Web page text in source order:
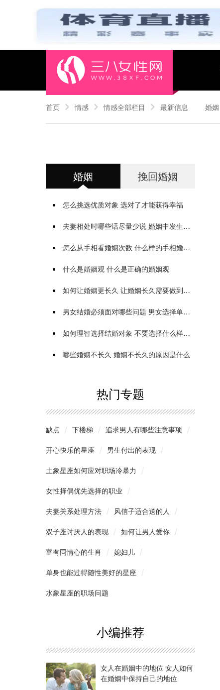
首页 情感 情感全部栏目 最新信息 婚姻
婚姻 挽回婚姻
怎么挑选优质对象 选对了才能获得幸福
夫妻相处时哪些话尽量少说 婚姻中发生争执怎么办
怎么从手相看婚姻次数 什么样的手相婚姻最好
什么是婚姻观 什么是正确的婚姻观
如何让婚姻更长久 让婚姻长久需要做到什么
男女结婚必须面对哪些问题 男女选择单身的原因有哪些
如何理智选择结婚对象 不要选择什么样的结婚对象
哪些婚姻不长久 婚姻不长久的原因是什么
热门专题
缺点 下楼梯 追求男人有哪些注意事项
开心快乐的星座 男生付出的表现
土象星座如何应对职场冷暴力
女性择偶优先选择的职业
夫妻关系处理方法 风信子适合送的人
双子座讨厌人的表现 如何让男人爱你
富有同情心的生肖 媳妇儿
单身也能过得随性美好的星座
水象星座的职场问题
小编推荐
女人在婚姻中的地位 女人如何
在婚姻中保持自己的地位